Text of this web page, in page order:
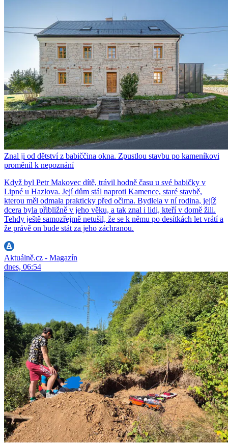
Znal ji od dětství z babiččina okna. Zpustlou stavbu po kameníkovi
proměnil k nepoznání
Když byl Petr Makovec dítě, trávil hodně času u své babičky v
Lipné u Hazlova. Její dům stál naproti Kamence, staré stavbě,
kterou měl odmala prakticky před očima. Bydlela v ní rodina, jejíž
dcera byla přibližně v jeho věku, a tak znal i lidi, kteří v domě žili.
Tehdy ještě samozřejmě netušil, že se k němu po desítkách let vrátí a
že právě on bude stát za jeho záchranou.
Aktuálně.cz - Magazín
dnes, 06:54